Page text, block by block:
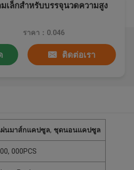
เล็กสำหรับบรรจุนวดความสูง
ราคา：0.046
ติดต่อเรา
นมาส์กแคปซูล, ชุดนอนแคปซูล
000PCS